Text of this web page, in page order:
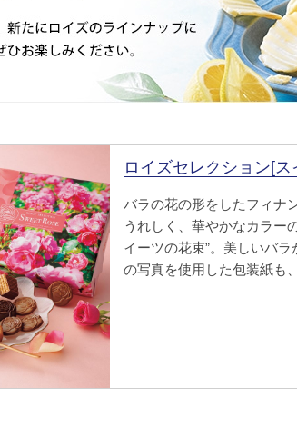
ロイズセレクション[ス
バラの花の形をしたフィナ
うれしく、華やかなカラー
イーツの花束”。美しいバラ
の写真を使用した包装紙も